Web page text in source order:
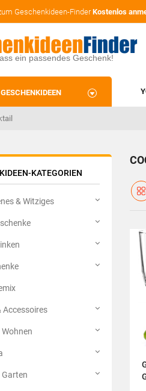
Geschenkideen-FinderKostenlos
ein passendes Geschenk!
KATEGORIEN
& Witziges
Accessoires